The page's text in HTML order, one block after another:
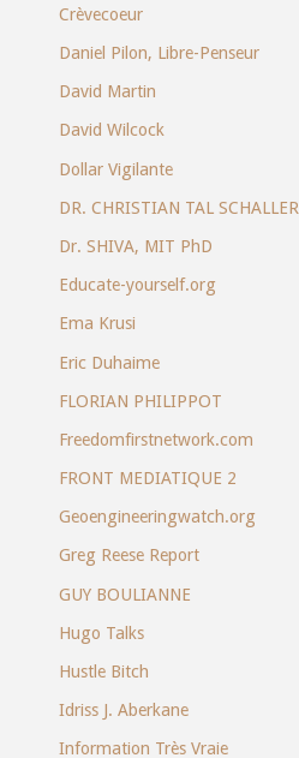
Crèvecoeur
Daniel Pilon, Libre-Penseur
David Martin
David Wilcock
Dollar Vigilante
DR. CHRISTIAN TAL SCHALLER
Dr. SHIVA, MIT PhD
Educate-yourself.org
Ema Krusi
Eric Duhaime
FLORIAN PHILIPPOT
Freedomfirstnetwork.com
FRONT MEDIATIQUE 2
Geoengineeringwatch.org
Greg Reese Report
GUY BOULIANNE
Hugo Talks
Hustle Bitch
Idriss J. Aberkane
Information Très Vraie